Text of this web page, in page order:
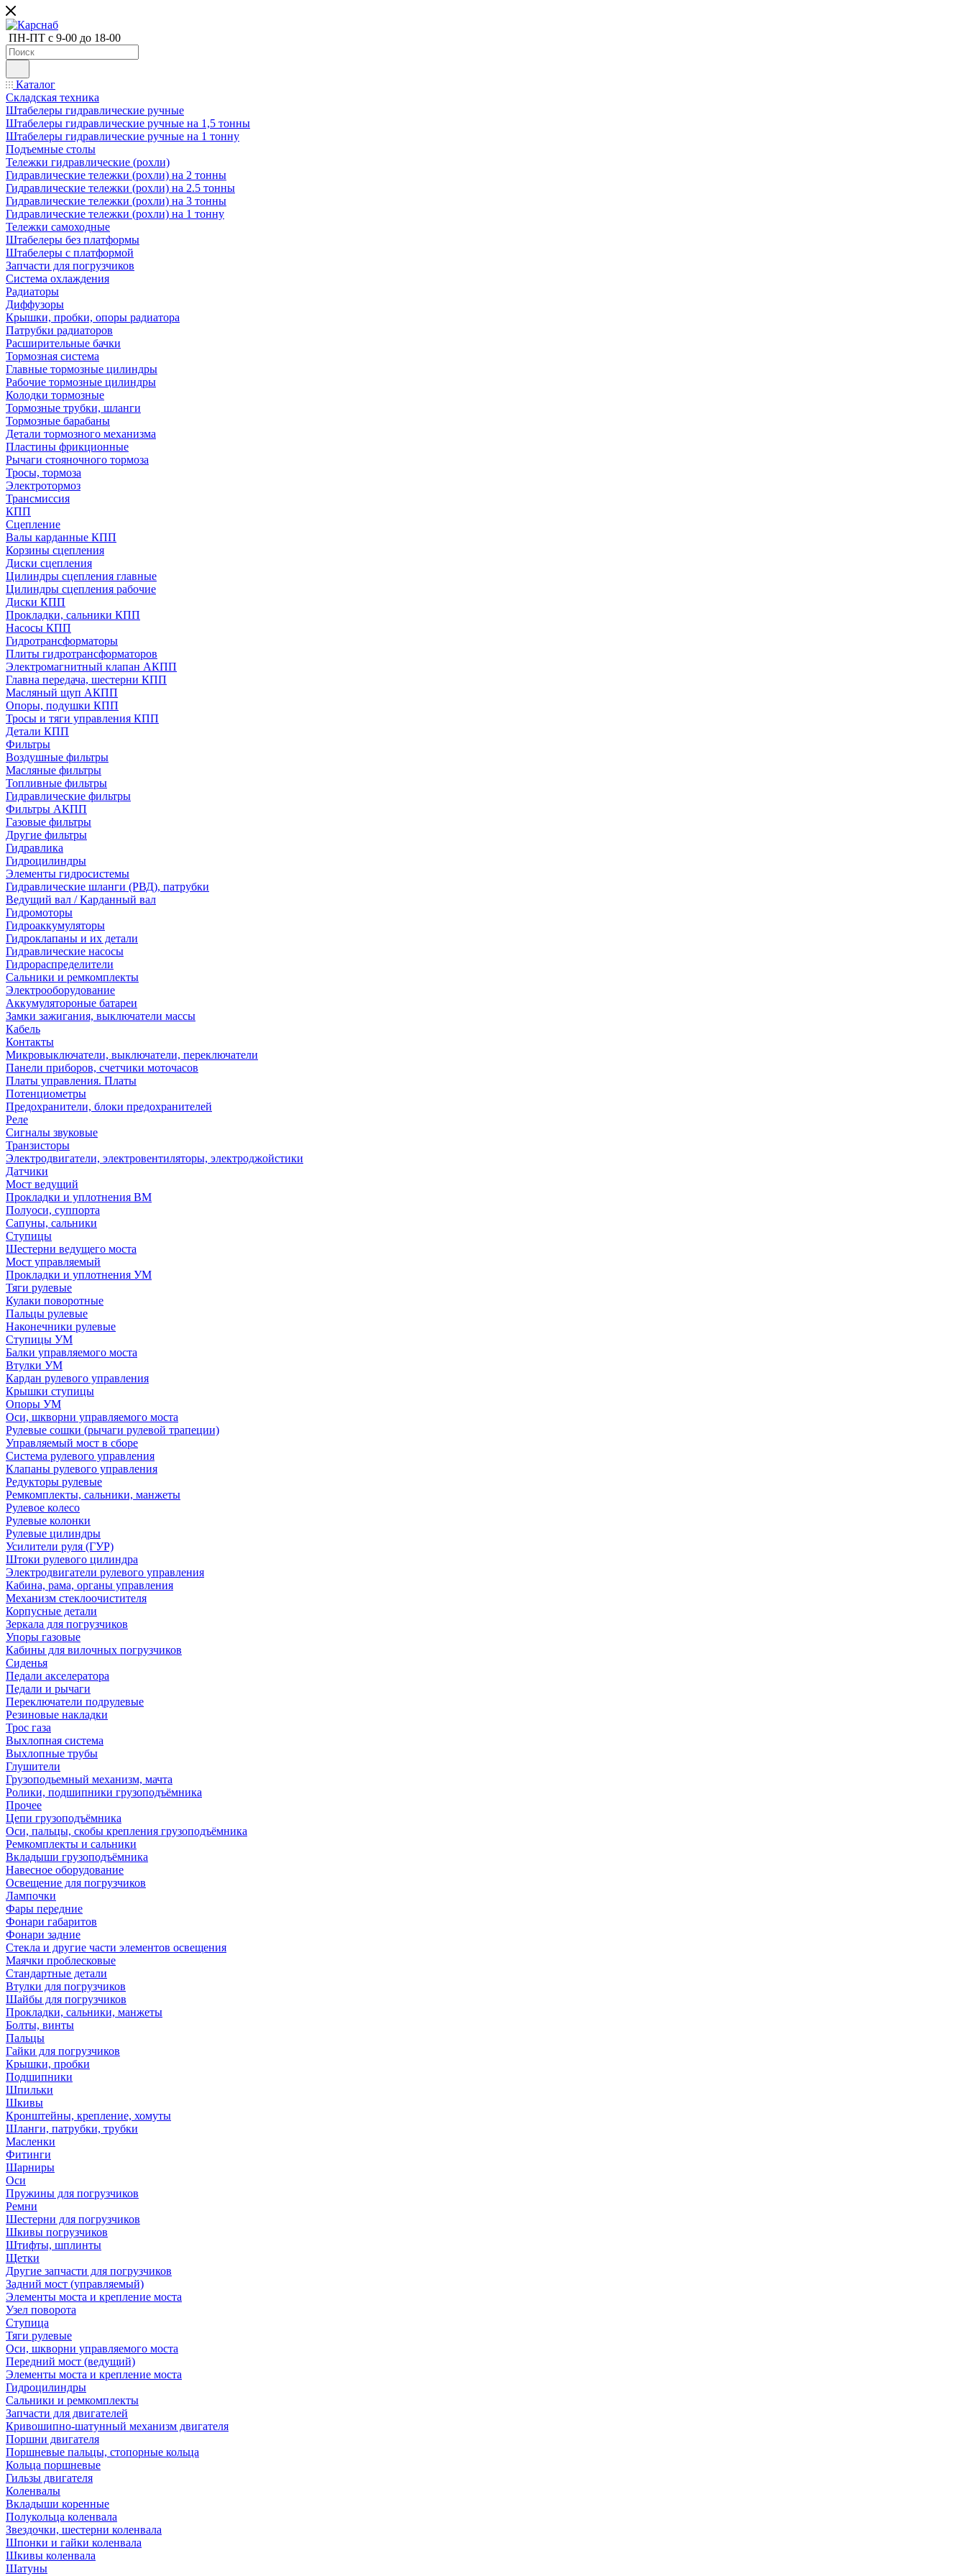
ПН-ПТ с 9-00 до 18-00
Каталог
Складская техника
Штабелеры гидравлические ручные
Штабелеры гидравлические ручные на 1,5 тонны
Штабелеры гидравлические ручные на 1 тонну
Подъемные столы
Тележки гидравлические (рохли)
Гидравлические тележки (рохли) на 2 тонны
Гидравлические тележки (рохли) на 2.5 тонны
Гидравлические тележки (рохли) на 3 тонны
Гидравлические тележки (рохли) на 1 тонну
Тележки самоходные
Штабелеры без платформы
Штабелеры с платформой
Запчасти для погрузчиков
Система охлаждения
Радиаторы
Диффузоры
Крышки, пробки, опоры радиатора
Патрубки радиаторов
Расширительные бачки
Тормозная система
Главные тормозные цилиндры
Рабочие тормозные цилиндры
Колодки тормозные
Тормозные трубки, шланги
Тормозные барабаны
Детали тормозного механизма
Пластины фрикционные
Рычаги стояночного тормоза
Тросы, тормоза
Электротормоз
Трансмиссия
КПП
Сцепление
Валы карданные КПП
Корзины сцепления
Диски сцепления
Цилиндры сцепления главные
Цилиндры сцепления рабочие
Диски КПП
Прокладки, сальники КПП
Насосы КПП
Гидротрансформаторы
Плиты гидротрансформаторов
Электромагнитный клапан АКПП
Главна передача, шестерни КПП
Масляный щуп АКПП
Опоры, подушки КПП
Тросы и тяги управления КПП
Детали КПП
Фильтры
Воздушные фильтры
Масляные фильтры
Топливные фильтры
Гидравлические фильтры
Фильтры АКПП
Газовые фильтры
Другие фильтры
Гидравлика
Гидроцилиндры
Элементы гидросистемы
Гидравлические шланги (РВД), патрубки
Ведущий вал / Карданный вал
Гидромоторы
Гидроаккумуляторы
Гидроклапаны и их детали
Гидравлические насосы
Гидрораспределители
Сальники и ремкомплекты
Электрооборудование
Аккумулятороные батареи
Замки зажигания, выключатели массы
Кабель
Контакты
Микровыключатели, выключатели, переключатели
Панели приборов, счетчики моточасов
Платы управления. Платы
Потенциометры
Предохранители, блоки предохранителей
Реле
Сигналы звуковые
Транзисторы
Электродвигатели, электровентиляторы, электроджойстики
Датчики
Мост ведущий
Прокладки и уплотнения ВМ
Полуоси, суппорта
Сапуны, сальники
Ступицы
Шестерни ведущего моста
Мост управляемый
Прокладки и уплотнения УМ
Тяги рулевые
Кулаки поворотные
Пальцы рулевые
Наконечники рулевые
Ступицы УМ
Балки управляемого моста
Втулки УМ
Кардан рулевого управления
Крышки ступицы
Опоры УМ
Оси, шкворни управляемого моста
Рулевые сошки (рычаги рулевой трапеции)
Управляемый мост в сборе
Система рулевого управления
Клапаны рулевого управления
Редукторы рулевые
Ремкомплекты, сальники, манжеты
Рулевое колесо
Рулевые колонки
Рулевые цилиндры
Усилители руля (ГУР)
Штоки рулевого цилиндра
Электродвигатели рулевого управления
Кабина, рама, органы управления
Механизм стеклоочистителя
Корпусные детали
Зеркала для погрузчиков
Упоры газовые
Кабины для вилочных погрузчиков
Сиденья
Педали акселератора
Педали и рычаги
Переключатели подрулевые
Резиновые накладки
Трос газа
Выхлопная система
Выхлопные трубы
Глушители
Грузоподьемный механизм, мачта
Ролики, подшипники грузоподъёмника
Прочее
Цепи грузоподъёмника
Оси, пальцы, скобы крепления грузоподъёмника
Ремкомплекты и сальники
Вкладыши грузоподъёмника
Навесное оборудование
Освещение для погрузчиков
Лампочки
Фары передние
Фонари габаритов
Фонари задние
Стекла и другие части элементов освещения
Маячки проблесковые
Стандартные детали
Втулки для погрузчиков
Шайбы для погрузчиков
Прокладки, сальники, манжеты
Болты, винты
Пальцы
Гайки для погрузчиков
Крышки, пробки
Подшипники
Шпильки
Шкивы
Кронштейны, крепление, хомуты
Шланги, патрубки, трубки
Масленки
Фитинги
Шарниры
Оси
Пружины для погрузчиков
Ремни
Шестерни для погрузчиков
Шкивы погрузчиков
Штифты, шплинты
Щетки
Другие запчасти для погрузчиков
Задний мост (управляемый)
Элементы моста и крепление моста
Узел поворота
Ступица
Тяги рулевые
Оси, шкворни управляемого моста
Передний мост (ведущий)
Элементы моста и крепление моста
Гидроцилиндры
Сальники и ремкомплекты
Запчасти для двигателей
Кривошипно-шатунный механизм двигателя
Поршни двигателя
Поршневые пальцы, стопорные кольца
Кольца поршневые
Гильзы двигателя
Коленвалы
Вкладыши коренные
Полукольца коленвала
Звездочки, шестерни коленвала
Шпонки и гайки коленвала
Шкивы коленвала
Шатуны